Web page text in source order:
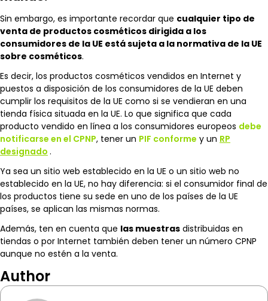
Sin embargo, es importante recordar que cualquier tipo de
venta de productos cosméticos dirigida a los
consumidores de la UE está sujeta a la normativa de la UE
sobre cosméticos.
Es decir, los productos cosméticos vendidos en Internet y
puestos a disposición de los consumidores de la UE deben
cumplir los requisitos de la UE como si se vendieran en una
tienda física situada en la UE. Lo que significa que cada
producto vendido en línea a los consumidores europeos debe
notificarse en el CPNP, tener un PIF conforme y un RP
designado .
Ya sea un sitio web establecido en la UE o un sitio web no
establecido en la UE, no hay diferencia: si el consumidor final de
los productos tiene su sede en uno de los países de la UE
países, se aplican las mismas normas.
Además, ten en cuenta que las muestras distribuidas en
tiendas o por Internet también deben tener un número CPNP
aunque no estén a la venta.
Author